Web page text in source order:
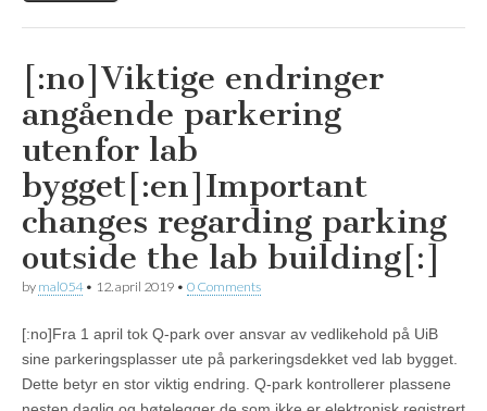
[:no]Viktige endringer
angående parkering
utenfor lab
bygget[:en]Important
changes regarding parking
outside the lab building[:]
by mal054• 12. april 2019 • 0 Comments
[:no]Fra 1 april tok Q-park over ansvar av vedlikehold på UiB
sine parkeringsplasser ute på parkeringsdekket ved lab bygget.
Dette betyr en stor viktig endring. Q-park kontrollerer plassene